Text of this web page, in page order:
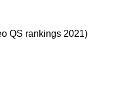
QS rankings 2021)